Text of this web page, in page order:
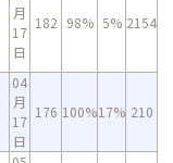
月
17
日
182 98% 5% 2154
04
月
17
日
176 100%17% 210